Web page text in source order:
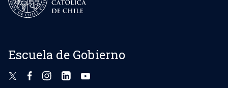
Escuela de Gobierno